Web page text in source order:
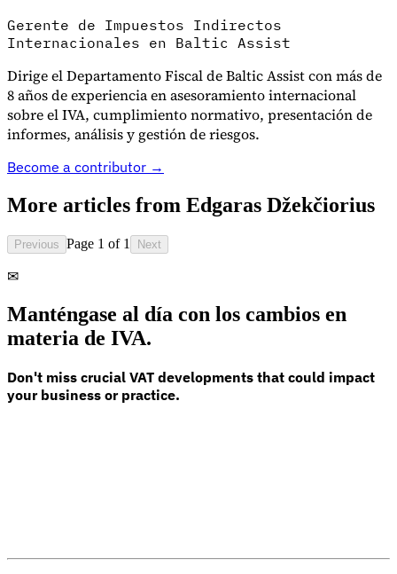
Impuestos indirectos 101
Gerente de Impuestos Indirectos
Internacionales en Baltic Assist
Dirige el Departamento Fiscal de Baltic Assist con más de
8 años de experiencia en asesoramiento internacional
sobre el IVA, cumplimiento normativo, presentación de
informes, análisis y gestión de riesgos.
Become a contributor →
More articles from Edgaras Džekčiorius
Previous Page 1 of 1 Next
✉
Manténgase al día con los cambios en
materia de IVA.
Don't miss crucial VAT developments that could impact
your business or practice.